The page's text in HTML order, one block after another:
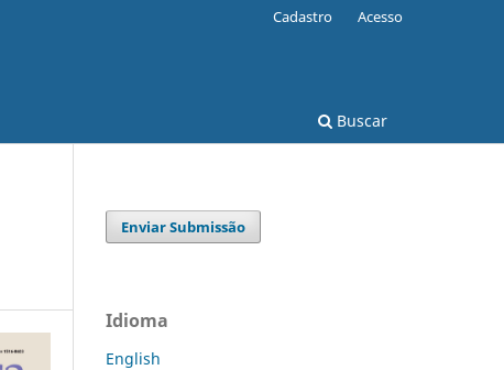
Buscar
Cadastro Acesso
Enviar Submissão
Idioma
English